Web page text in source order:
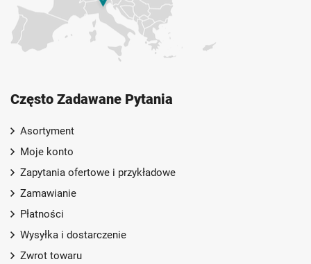
Często Zadawane Pytania
Asortyment
Moje konto
Zapytania ofertowe i przykładowe
Zamawianie
Płatności
Wysyłka i dostarczenie
Zwrot towaru